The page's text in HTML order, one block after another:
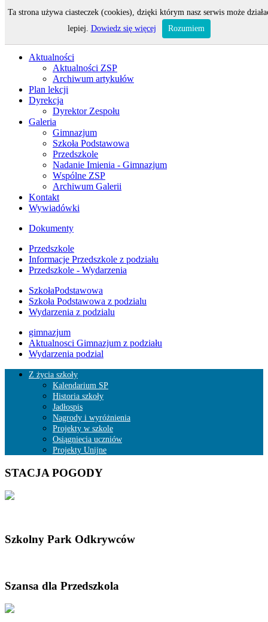
Odwiedza nas 144 gości oraz 0 użytkowników.
Aktualności
Aktualności ZSP
Archiwum artykułów
Plan lekcji
Dyrekcja
Dyrektor Zespołu
Galeria
Gimnazjum
Szkoła Podstawowa
Przedszkole
Nadanie Imienia - Gimnazjum
Wspólne ZSP
Archiwum Galerii
Kontakt
Wywiadówki
Dokumenty
Przedszkole
Informacje Przedszkole z podziału
Przedszkole - Wydarzenia
SzkołaPodstawowa
Szkoła Podstawowa z podzialu
Wydarzenia z podzialu
gimnazjum
Aktualnosci Gimnazjum z podziału
Wydarzenia podzial
Z życia szkoły
Kalendarium SP
Historia szkoły
Jadłospis
Nagrody i wyróżnienia
Projekty w szkole
Osiągniecia uczniów
Projekty Unijne
STACJA POGODY
Szkolny Park Odkrywców
Szansa dla Przedszkola
Ta strona używa ciasteczek (cookies), dzięki którym nasz serwis może
lepiej. Dowiedz się więcej Rozumiem